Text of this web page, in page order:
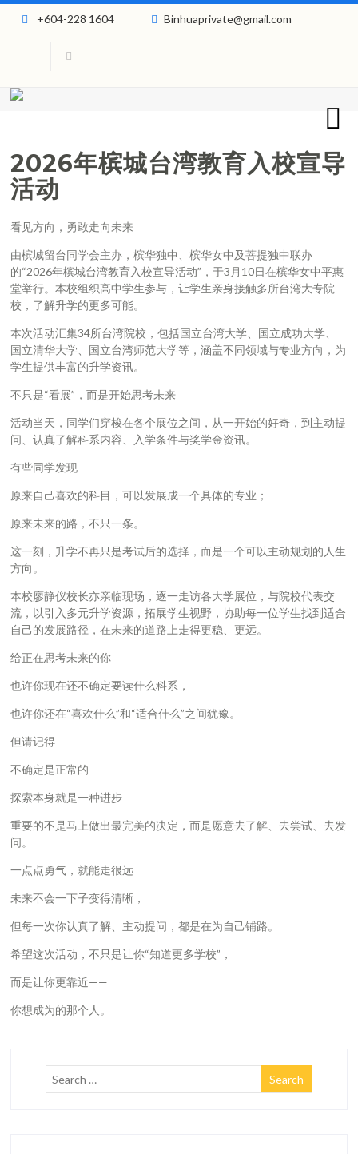
+604-228 1604 Binhuaprivate@gmail.com
2026年槟城台湾教育入校宣导
活动
看见方向，勇敢走向未来
由槟城留台同学会主办，槟华独中、槟华女中及菩提独中联办
的“2026年槟城台湾教育入校宣导活动”，于3月10日在槟华女中平惠
堂举行。本校组织高中学生参与，让学生亲身接触多所台湾大专院
校，了解升学的更多可能。
本次活动汇集34所台湾院校，包括国立台湾大学、国立成功大学、
国立清华大学、国立台湾师范大学等，涵盖不同领域与专业方向，为
学生提供丰富的升学资讯。
不只是“看展”，而是开始思考未来
活动当天，同学们穿梭在各个展位之间，从一开始的好奇，到主动提
问、认真了解科系内容、入学条件与奖学金资讯。
有些同学发现——
原来自己喜欢的科目，可以发展成一个具体的专业；
原来未来的路，不只一条。
这一刻，升学不再只是考试后的选择，而是一个可以主动规划的人生
方向。
本校廖静仪校长亦亲临现场，逐一走访各大学展位，与院校代表交
流，以引入多元升学资源，拓展学生视野，协助每一位学生找到适合
自己的发展路径，在未来的道路上走得更稳、更远。
给正在思考未来的你
也许你现在还不确定要读什么科系，
也许你还在“喜欢什么”和“适合什么”之间犹豫。
但请记得——
不确定是正常的
探索本身就是一种进步
重要的不是马上做出最完美的决定，而是愿意去了解、去尝试、去发
问。
一点点勇气，就能走很远
未来不会一下子变得清晰，
但每一次你认真了解、主动提问，都是在为自己铺路。
希望这次活动，不只是让你“知道更多学校”，
而是让你更靠近——
你想成为的那个人。